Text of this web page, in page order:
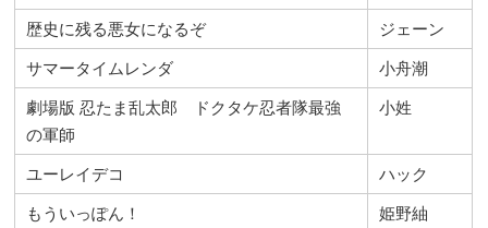
歴史に残る悪女になるぞ
ジェーン
サマータイムレンダ
小舟潮
劇場版 忍たま乱太郎 ドクタケ忍者隊最強
の軍師
小姓
ユーレイデコ
ハック
もういっぽん！
姫野紬